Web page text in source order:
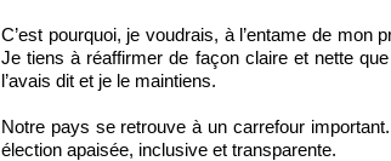
C’est pourquoi, je voudrais, à l’entame de mon
Je tiens à réaffirmer de façon claire et nette
l’avais dit et je le maintiens.
Notre pays se retrouve à un carrefour
élection apaisée, inclusive et transparente.